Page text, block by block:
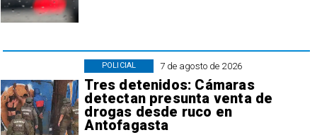
7 de agosto de 2026
Tres detenidos: Cámaras
detectan presunta venta de
drogas desde ruco en
Antofagasta
POLICIAL